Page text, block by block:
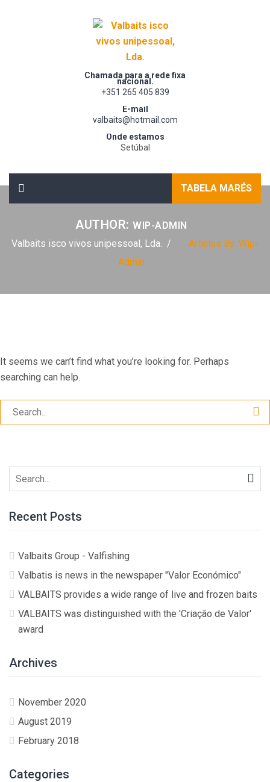
Chamada para a rede fixa
nacional.
+351 265 405 839
E-mail
valbaits@hotmail.com
Onde estamos
Setúbal
TABELA MARÉS
AUTHOR:WIP-ADMIN
Valbaits isco vivos unipessoal, Lda.
Articles By: Wip-
Admin
It seems we can’t find what you’re looking for. Perhaps
searching can help.
Search
for:
Search
for:
Recent Posts
Valbaits Group - Valfishing
Valbatis is news in the newspaper "Valor Económico"
VALBAITS provides a wide range of live and frozen baits
VALBAITS was distinguished with the 'Criação de Valor'
award
Archives
November 2020
August 2019
February 2018
Categories